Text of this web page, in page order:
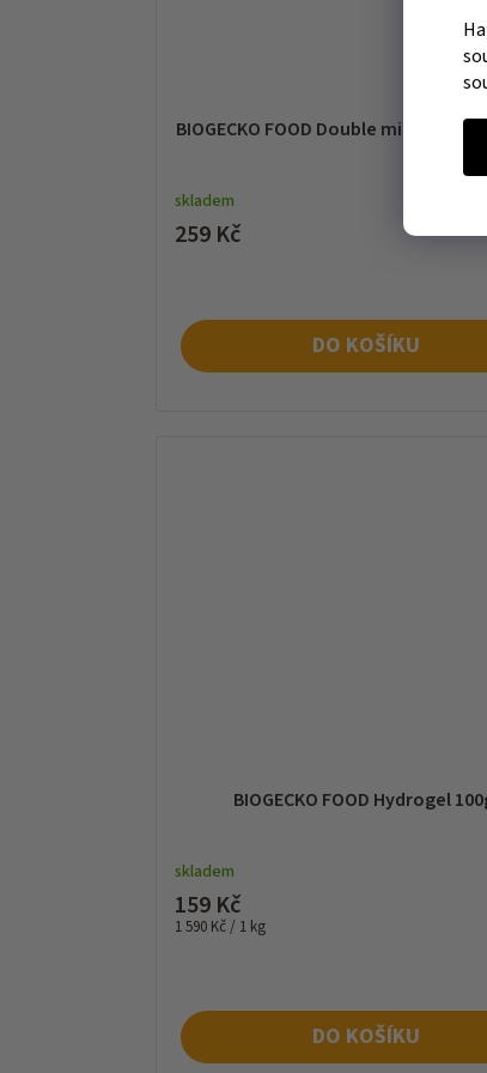
BIOGECKO FOOD Double miska
skladem
259 Kč
DO KOŠÍKU
BIOGECKO FOOD Hydrogel
skladem
159 Kč
Měrná
1 590 Kč / 1 kg
DO KOŠÍKU